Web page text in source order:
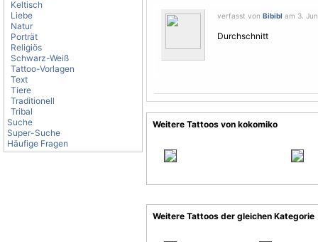
Keltisch
Liebe
Natur
Porträt
Religiös
Schwarz-Weiß
Tattoo-Vorlagen
Text
Tiere
Traditionell
Tribal
Suche
Super-Suche
Häufige Fragen
verfasst von Bibibl am 3.
Durchschnitt
Weitere Tattoos von kokomiko
Weitere Tattoos der gleichen Kategorie